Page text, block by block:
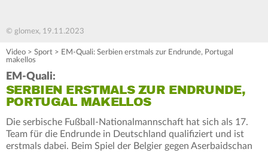
© glomex, 19.11.2023
Video > Sport > EM-Quali: Serbien erstmals zur Endrunde, Portugal
makellos
EM-Quali:
SERBIEN ERSTMALS ZUR ENDRUNDE,
PORTUGAL MAKELLOS
Die serbische Fußball-Nationalmannschaft hat sich als 17.
Team für die Endrunde in Deutschland qualifiziert und ist
erstmals dabei. Beim Spiel der Belgier gegen Aserbaidschan